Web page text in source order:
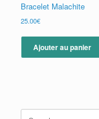
Bracelet Malachite
25.00€
Ajouter au panier